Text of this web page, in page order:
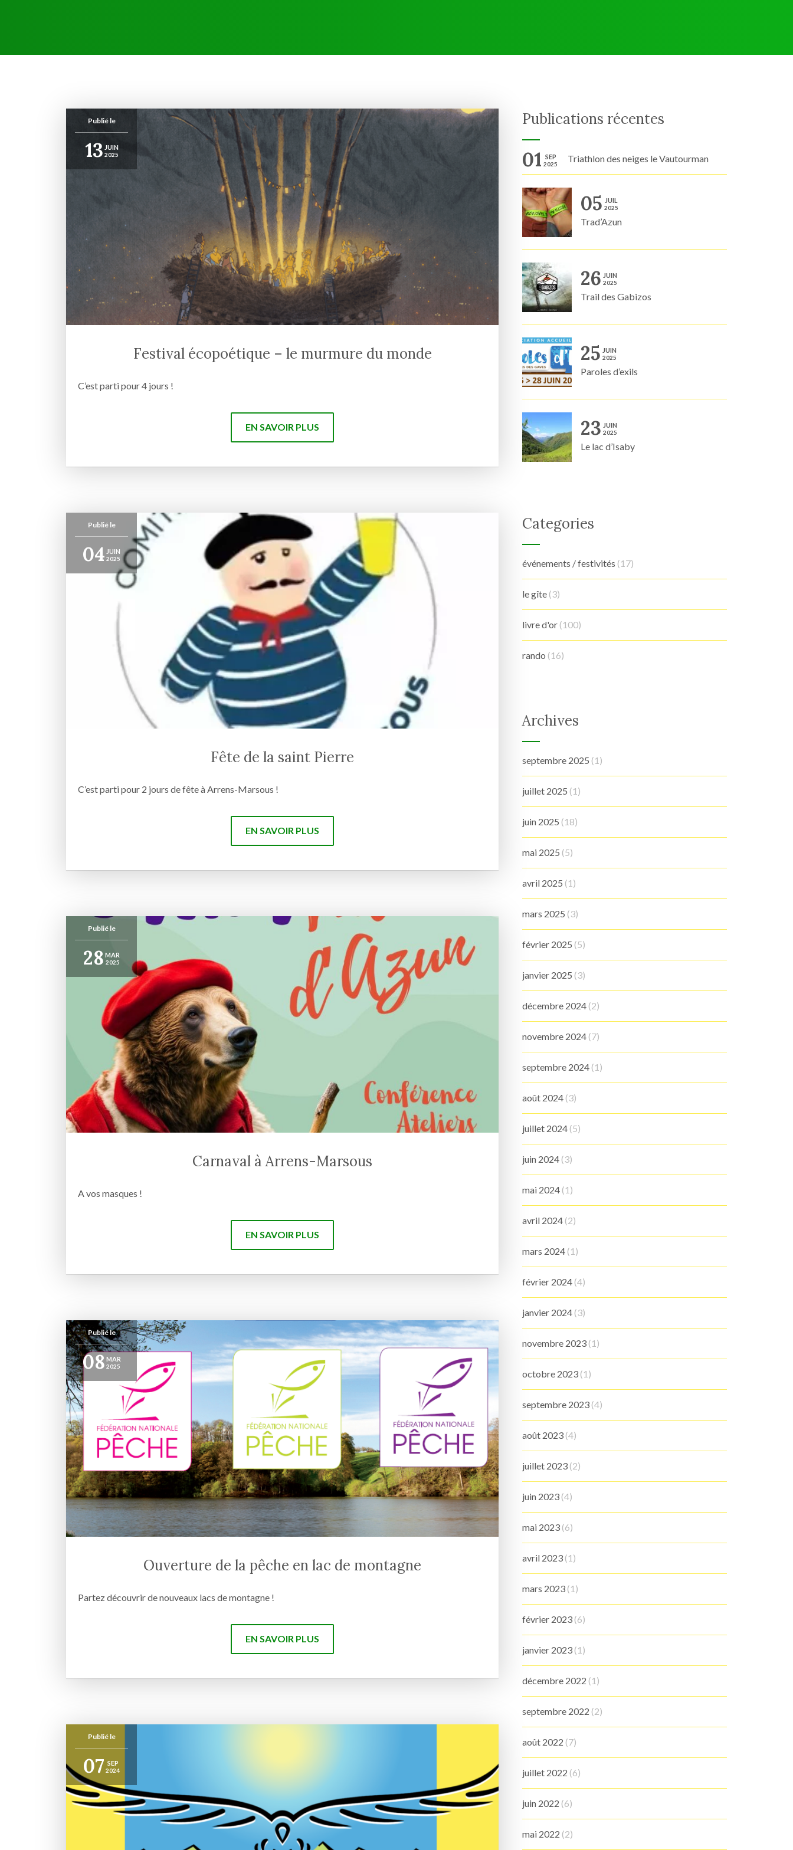
Publié le
13 JUIN
2025
Festival écopoétique – le murmure du monde
C’est parti pour 4 jours !
EN SAVOIR PLUS
Publié le
04 JUIN
2025
Fête de la saint Pierre
C’est parti pour 2 jours de fête à Arrens-Marsous !
EN SAVOIR PLUS
Publié le
28 MAR
2025
Carnaval à Arrens-Marsous
A vos masques !
EN SAVOIR PLUS
Publié le
08 MAR
2025
Ouverture de la pêche en lac de montagne
Partez découvrir de nouveaux lacs de montagne !
EN SAVOIR PLUS
Publié le
07 SEP
2024
Publications récentes
01 SEP
2025 Triathlon des neiges le Vautourman
05 JUIL
2025
Trad’Azun
26 JUIN
2025
Trail des Gabizos
25 JUIN
2025
Paroles d’exils
23 JUIN
2025
Le lac d’Isaby
Categories
événements / festivités (17)
le gîte (3)
livre d'or (100)
rando (16)
Archives
septembre 2025 (1)
juillet 2025 (1)
juin 2025 (18)
mai 2025 (5)
avril 2025 (1)
mars 2025 (3)
février 2025 (5)
janvier 2025 (3)
décembre 2024 (2)
novembre 2024 (7)
septembre 2024 (1)
août 2024 (3)
juillet 2024 (5)
juin 2024 (3)
mai 2024 (1)
avril 2024 (2)
mars 2024 (1)
février 2024 (4)
janvier 2024 (3)
novembre 2023 (1)
octobre 2023 (1)
septembre 2023 (4)
août 2023 (4)
juillet 2023 (2)
juin 2023 (4)
mai 2023 (6)
avril 2023 (1)
mars 2023 (1)
février 2023 (6)
janvier 2023 (1)
décembre 2022 (1)
septembre 2022 (2)
août 2022 (7)
juillet 2022 (6)
juin 2022 (6)
mai 2022 (2)